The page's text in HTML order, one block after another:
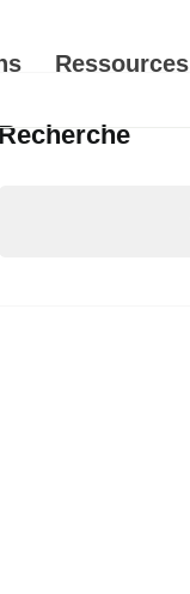
Ressources
Recherche